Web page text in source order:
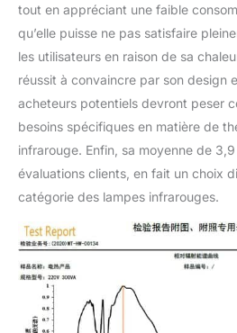
tout en appréciant une faible
qu’elle puisse ne pas satisfaire
les utilisateurs en raison de sa
réussit à convaincre par son design
acheteurs potentiels devront peser
besoins spécifiques en matière de
infrarouge. Enfin, sa moyenne de
évaluations clients, en fait un choix
catégorie des lampes infrarouges.